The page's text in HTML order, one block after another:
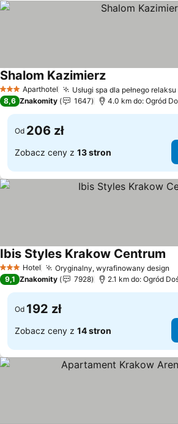
3 KategoriaAparthotel Usługi spa dla pełnego relaksu
Shalom Kazimierz
8,6 Znakomity 1647
Od 206 zł
Zobacz ceny z 13 stron
3 Kategoria
Hotel Oryginalny, wyrafinowany design
Ibis Styles Krakow Centrum
9,1 Znakomity 7928
Od 192 zł
Zobacz ceny z 14 stron